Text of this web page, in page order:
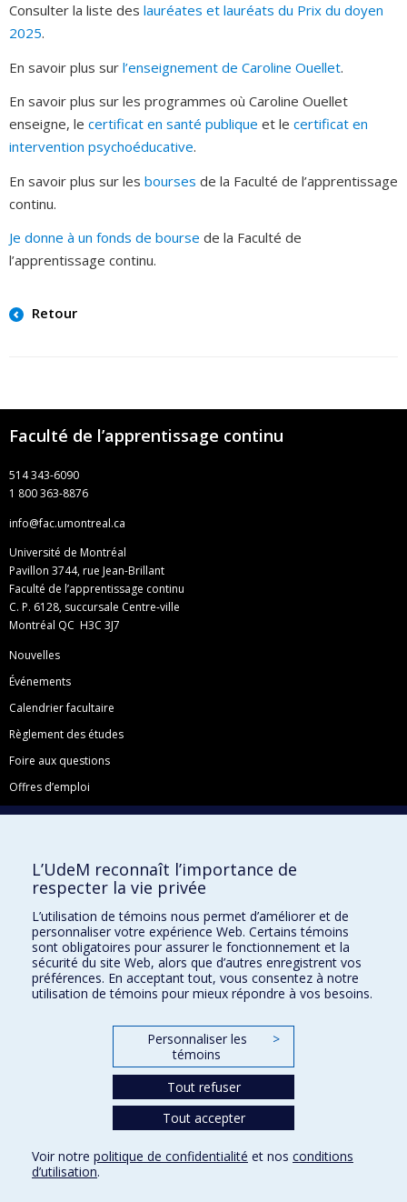
Consulter la liste des lauréates et lauréats du Prix du doyen
2025.
En savoir plus sur l’enseignement de Caroline Ouellet.
En savoir plus sur les programmes où Caroline Ouellet
enseigne, le certificat en santé publique et le certificat en
intervention psychoéducative.
En savoir plus sur les bourses de la Faculté de l’apprentissage
continu.
Je donne à un fonds de bourse de la Faculté de
l’apprentissage continu.
Retour
Faculté de l’apprentissage continu
514 343-6090
1 800 363-8876
info@fac.umontreal.ca
Université de Montréal
Pavillon 3744, rue Jean-Brillant
Faculté de l’apprentissage continu
C. P. 6128, succursale Centre-ville
Montréal QC H3C 3J7
Nouvelles
Événements
Calendrier facultaire
Règlement des études
Foire aux questions
Offres d’emploi
Facebook
LinkedIn
YouTube
Toutes nos présences sociales
École de français
Centre de perfectionnement
Abonnez-vous à notre infolettre
Paramètres des témoins
L’UdeM reconnaît l’importance de
respecter la vie privée
L’utilisation de témoins nous permet d’améliorer et de
personnaliser votre expérience Web. Certains témoins
sont obligatoires pour assurer le fonctionnement et la
sécurité du site Web, alors que d’autres enregistrent vos
préférences. En acceptant tout, vous consentez à notre
utilisation de témoins pour mieux répondre à vos besoins.
Personnaliser les
témoins
>
Tout refuser
Tout accepter
Voir notre politique de confidentialité et nos conditions
d’utilisation.